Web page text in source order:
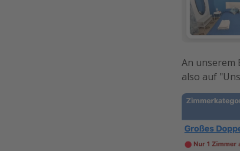
An unserem
also auf